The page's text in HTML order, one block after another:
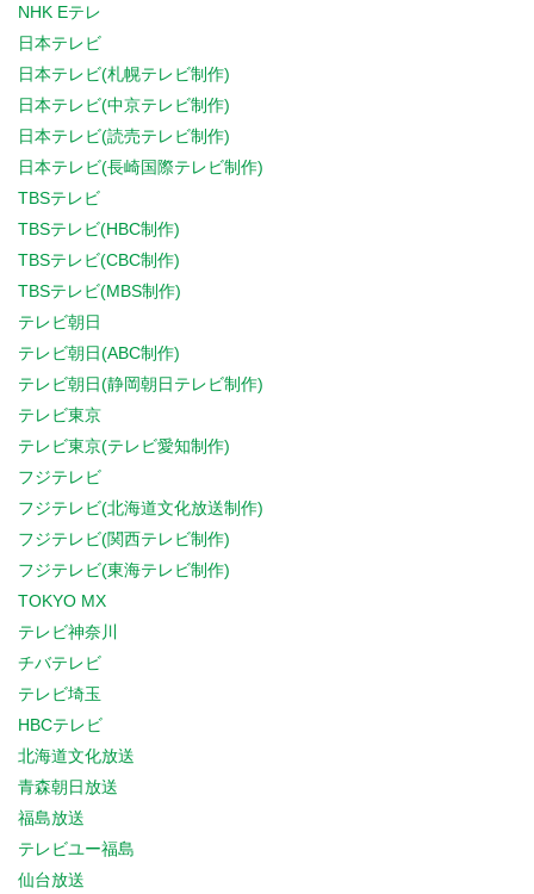
NHK Eテレ
日本テレビ
日本テレビ(札幌テレビ制作)
日本テレビ(中京テレビ制作)
日本テレビ(読売テレビ制作)
日本テレビ(長崎国際テレビ制作)
TBSテレビ
TBSテレビ(HBC制作)
TBSテレビ(CBC制作)
TBSテレビ(MBS制作)
テレビ朝日
テレビ朝日(ABC制作)
テレビ朝日(静岡朝日テレビ制作)
テレビ東京
テレビ東京(テレビ愛知制作)
フジテレビ
フジテレビ(北海道文化放送制作)
フジテレビ(関西テレビ制作)
フジテレビ(東海テレビ制作)
TOKYO MX
テレビ神奈川
チバテレビ
テレビ埼玉
HBCテレビ
北海道文化放送
青森朝日放送
福島放送
テレビユー福島
仙台放送